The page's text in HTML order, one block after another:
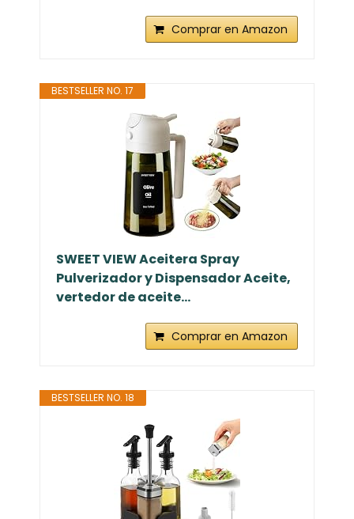
Comprar en Amazon
BESTSELLER NO. 17
SWEET VIEW Aceitera Spray
Pulverizador y Dispensador Aceite,
vertedor de aceite...
Comprar en Amazon
BESTSELLER NO. 18